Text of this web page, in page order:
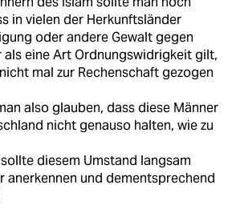
in vielen der Herkunftsländer
oder andere Gewalt gegen
als eine Art Ordnungswidrigkeit gilt,
mal zur Rechenschaft gezogen
also glauben, dass diese Männer
nicht genauso halten, wie zu
diesem Umstand langsam
anerkennen und dementsprechend